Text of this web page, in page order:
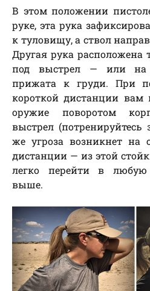
В этом положении
руке, эта рука
к туловищу, а ствол
Другая рука расположена
под выстрел — или на
прижата к груди. При
короткой дистанции вам
оружие поворотом
выстрел (потренируйтесь
же угроза возникнет на
дистанции — из этой
легко перейти в
выше.